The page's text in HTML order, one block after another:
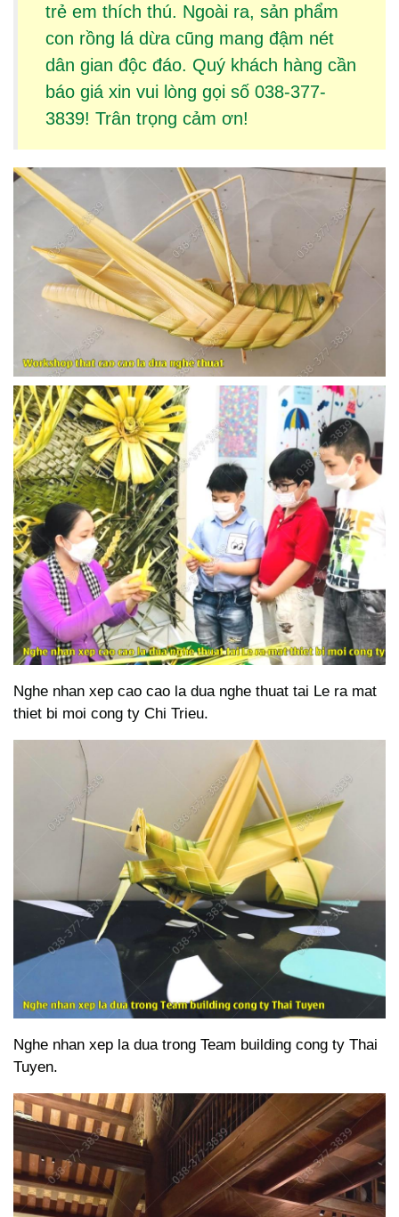
trẻ em thích thú. Ngoài ra, sản phẩm
con rồng lá dừacũng mang đậm nét
dân gian độc đáo. Quý khách hàng cần
báo giá xin vui lòng gọi số 038-377-
3839! Trân trọng cảm ơn!
Nghe nhan xep cao cao la dua nghe thuat tai Le ra mat
thiet bi moi cong ty Chi Trieu.
Nghe nhan xep la dua trong Team building cong ty Thai
Tuyen.